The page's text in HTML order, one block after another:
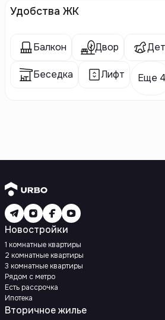
Удобства ЖК
Балкон Двор
Беседка Лифт Еще 4
Новостройки
1 комнатные квартиры
2 комнатные квартиры
3 комнатные квартиры
Рядом с метро
Есть рассрочка
Ипотека
Вторичное жилье